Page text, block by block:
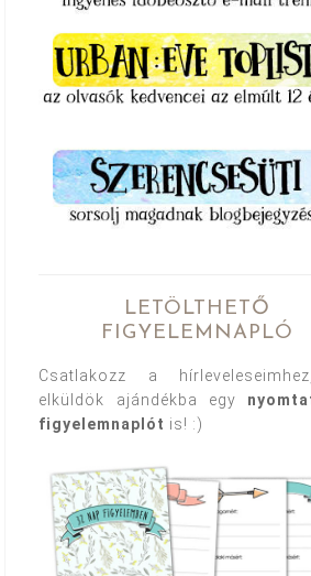
LETÖLTHETŐ
FIGYELEMNAPLÓ
Csatlakozz a
elküldök ajándékba egy
figyelemnaplót is! :)